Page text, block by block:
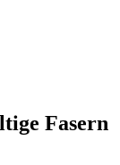
Fasern